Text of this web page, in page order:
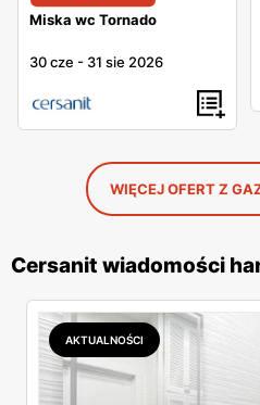
Miska wc Tornado
30 cze - 31 sie 2026
WIĘCEJ OFERT Z
Cersanit wiadomości
AKTUALNOŚCI